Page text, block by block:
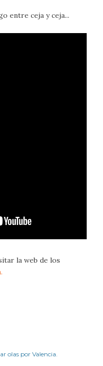
entre ceja y ceja...
la web de los
olas por Valencia.